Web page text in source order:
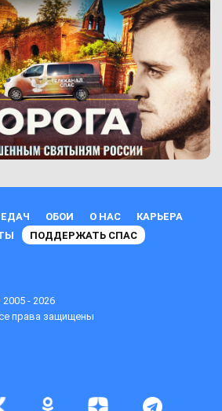
ОБОИ О НАС
КАРЬЕРА
ПОДДЕРЖАТЬ СПАС
- 2026
права защищены